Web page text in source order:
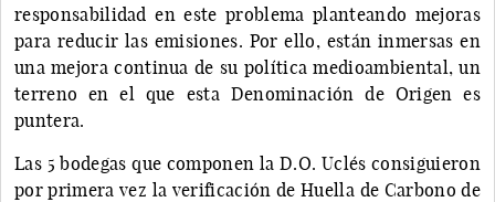
responsabilidad en este problema planteando mejoras
para reducir las emisiones. Por ello, están inmersas en
una mejora continua de su política medioambiental, un
terreno en el que esta Denominación de Origen es
puntera.
Las 5 bodegas que componen la D.O. Uclés consiguieron
por primera vez la verificación de Huella de Carbono de